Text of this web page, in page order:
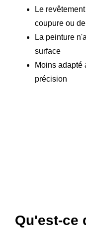
Le
coupure ou
La peinture
surface
Moins adapté
précision
Qu'est-ce